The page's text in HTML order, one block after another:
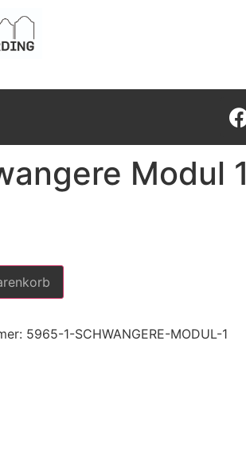
Modul 1
5965-1-SCHWANGERE-MODUL-1